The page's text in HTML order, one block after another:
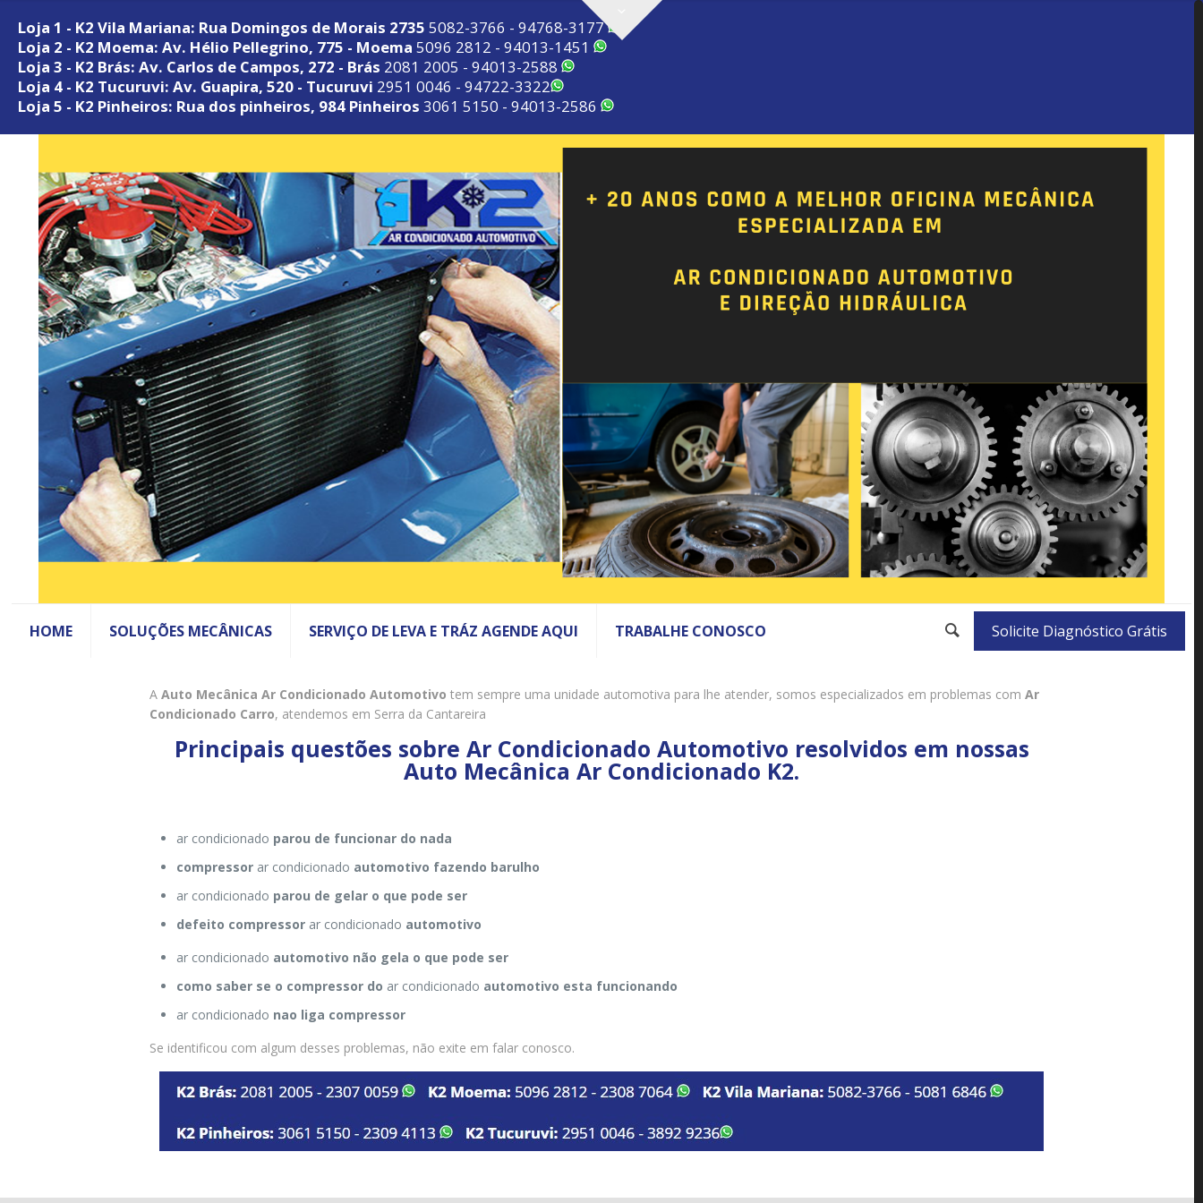
Loja 1 - K2 Vila Mariana: Rua Domingos de Morais 2735 5082-3766 - 94768-3177
Loja 2 - K2 Moema: Av. Hélio Pellegrino, 775 - Moema 5096 2812 - 94013-1451
Loja 3 - K2 Brás: Av. Carlos de Campos, 272 - Brás 2081 2005 - 94013-2588
Loja 4 - K2 Tucuruvi: Av. Guapira, 520 - Tucuruvi 2951 0046 - 94722-3322
Loja 5 - K2 Pinheiros: Rua dos pinheiros, 984 Pinheiros 3061 5150 - 94013-2586
HOME SOLUÇÕES MECÂNICAS SERVIÇO DE LEVA E TRÁZ AGENDE AQUI TRABALHE CONOSCO Solicite Diagnóstico Grátis
A Auto Mecânica Ar Condicionado Automotivo tem sempre uma unidade automotiva para lhe atender, somos especializados em problemas com Ar
Condicionado Carro, atendemos em Serra da Cantareira
Principais questões sobre Ar Condicionado Automotivo resolvidos em nossas
Auto Mecânica Ar Condicionado K2.
ar condicionado parou de funcionar do nada
compressorar condicionado automotivo fazendo barulho
ar condicionado parou de gelar o que pode ser
defeito compressorar condicionado automotivo
ar condicionado automotivo não gela o que pode ser
como saber se o compressor do ar condicionado automotivo esta funcionando
ar condicionado nao liga compressor
Se identificou com algum desses problemas, não exite em falar conosco.